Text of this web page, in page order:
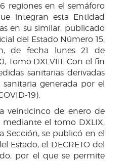
regiones en el semáforo
integran esta Entidad
en su similar, publicado
del Estado Número 15,
de fecha lunes 21 de
Tomo DXLVIII. Con el fin
sanitarias derivadas
generada por el
19).
veinticinco de enero de
el tomo DXLIX,
Sección, se publicó en el
Estado, el DECRETO del
por el que se permite